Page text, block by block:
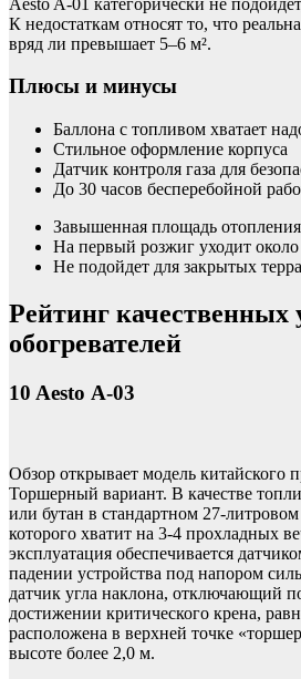
К недостаткам относят то, что
вряд ли превышает 5–6 м².
Плюсы и минусы
Баллона с топливом хватает
Стильное оформление корпуса
Датчик контроля газа для
До 30 часов бесперебойной
Завышенная площадь отопления
На первый розжиг уходит
Не подойдет для закрытых
Рейтинг качественных
обогревателей
10 Aesto А-03
Обзор открывает модель китайского
Торшерный вариант. В качестве
или бутан в стандартном 27-литровом
которого хватит на 3-4 прохладных
эксплуатация обеспечивается
падении устройства под напором
датчик угла наклона, отключающий
достижении критического крена,
расположена в верхней точке
высоте более 2,0 м.